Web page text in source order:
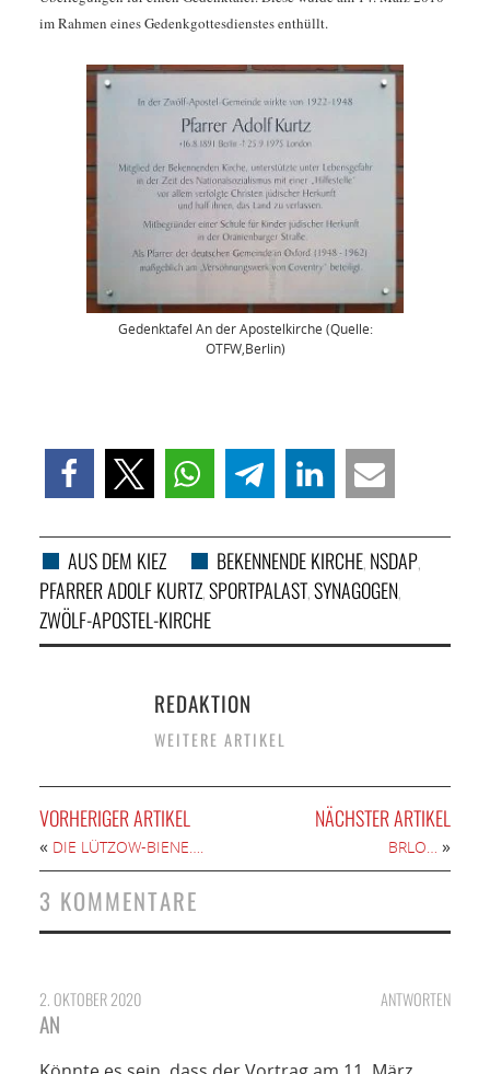
im Rahmen eines Gedenkgottesdienstes enthüllt.
Gedenktafel An der Apostelkirche (Quelle:
OTFW,Berlin)
AUS DEM KIEZ BEKENNENDE KIRCHE, NSDAP,
PFARRER ADOLF KURTZ,SPORTPALAST,SYNAGOGEN,
ZWÖLF-APOSTEL-KIRCHE
REDAKTION
WEITERE ARTIKEL
VORHERIGER ARTIKEL
« DIE LÜTZOW-BIENE….
NÄCHSTER ARTIKEL
BRLO… »
3 KOMMENTARE
ANTWORTEN
2. OKTOBER 2020
AN